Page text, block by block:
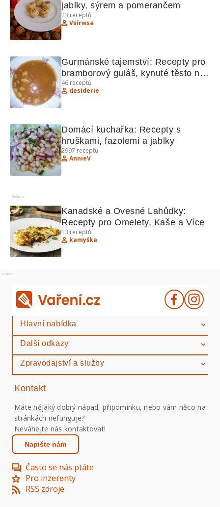
jablky, sýrem a pomerančem
23 receptů
Vsirwsa
Gurmánské tajemství: Recepty pro
bramborový guláš, kynuté těsto na
pizzu a další lahůdky
46 receptů
desiderie
Domácí kuchařka: Recepty s
hruškami, fazolemi a jablky
2997 receptů
AnnieV
Reklama
Kanadské a Ovesné Lahůdky:
Recepty pro Omelety, Kaše a Více
13 receptů
kamyška
Reklama
Hlavní nabídka
Další odkazy
Zpravodajství a služby
Kontakt
Máte nějaký dobrý nápad, připomínku, nebo vám něco na
stránkách nefunguje?
Neváhejte nás kontaktovat!
Napište nám
Často se nás ptáte
Pro inzerenty
RSS zdroje